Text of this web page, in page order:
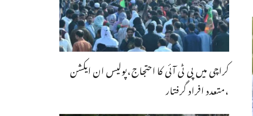
کراچی میں پی ٹی آئی کا احتجاج،پولیس ان ایکشن
،متعدد افراد گرفتار